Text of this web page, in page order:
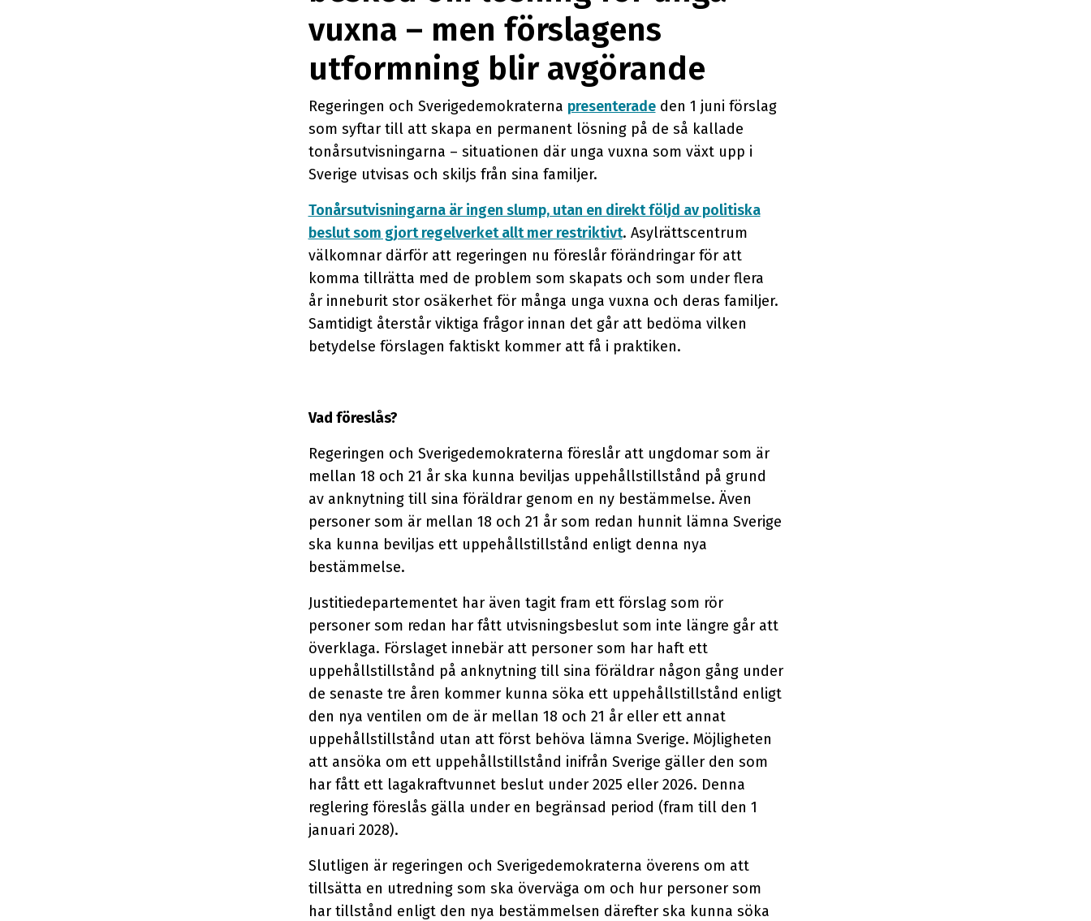
vuxna – men förslagens
utformning blir avgörande
Regeringen och Sverigedemokraterna presenteradeden 1 juni förslag
som syftar till att skapa en permanent lösning på de så kallade
tonårsutvisningarna – situationen där unga vuxna som växt upp i
Sverige utvisas och skiljs från sina familjer.
Tonårsutvisningarna är ingen slump, utan en direkt följd av politiska
beslut som gjort regelverket allt mer restriktivt. Asylrättscentrum
välkomnar därför att regeringen nu föreslår förändringar för att
komma tillrätta med de problem som skapats och som under flera
år inneburit stor osäkerhet för många unga vuxna och deras familjer.
Samtidigt återstår viktiga frågor innan det går att bedöma vilken
betydelse förslagen faktiskt kommer att få i praktiken.
Vad föreslås?
Regeringen och Sverigedemokraterna föreslår att ungdomar som är
mellan 18 och 21 år ska kunna beviljas uppehållstillstånd på grund
av anknytning till sina föräldrar genom en ny bestämmelse. Även
personer som är mellan 18 och 21 år som redan hunnit lämna Sverige
ska kunna beviljas ett uppehållstillstånd enligt denna nya
bestämmelse.
Justitiedepartementet har även tagit fram ett förslag som rör
personer som redan har fått utvisningsbeslut som inte längre går att
överklaga. Förslaget innebär att personer som har haft ett
uppehållstillstånd på anknytning till sina föräldrar någon gång under
de senaste tre åren kommer kunna söka ett uppehållstillstånd enligt
den nya ventilen om de är mellan 18 och 21 år eller ett annat
uppehållstillstånd utan att först behöva lämna Sverige. Möjligheten
att ansöka om ett uppehållstillstånd inifrån Sverige gäller den som
har fått ett lagakraftvunnet beslut under 2025 eller 2026. Denna
reglering föreslås gälla under en begränsad period (fram till den 1
januari 2028).
Slutligen är regeringen och Sverigedemokraterna överens om att
tillsätta en utredning som ska överväga om och hur personer som
har tillstånd enligt den nya bestämmelsen därefter ska kunna söka